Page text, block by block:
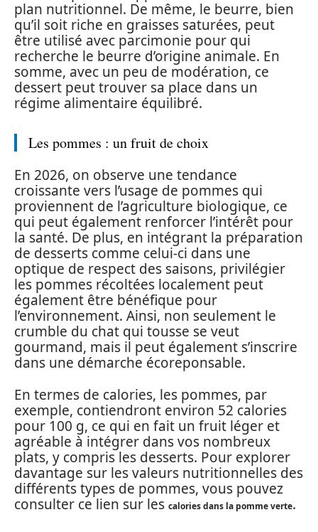
plan nutritionnel. De même, le beurre, bien
qu’il soit riche en graisses saturées, peut
être utilisé avec parcimonie pour qui
recherche le beurre d’origine animale. En
somme, avec un peu de modération, ce
dessert peut trouver sa place dans un
régime alimentaire équilibré.
Les pommes : un fruit de choix
En 2026, on observe une tendance
croissante vers l’usage de pommes qui
proviennent de l’agriculture biologique, ce
qui peut également renforcer l’intérêt pour
la santé. De plus, en intégrant la préparation
de desserts comme celui-ci dans une
optique de respect des saisons, privilégier
les pommes récoltées localement peut
également être bénéfique pour
l’environnement. Ainsi, non seulement le
crumble du chat qui tousse se veut
gourmand, mais il peut également s’inscrire
dans une démarche écoreponsable.
En termes de calories, les pommes, par
exemple, contiendront environ 52 calories
pour 100 g, ce qui en fait un fruit léger et
agréable à intégrer dans vos nombreux
plats, y compris les desserts. Pour explorer
davantage sur les valeurs nutritionnelles des
différents types de pommes, vous pouvez
consulter ce lien sur les calories dans la pomme verte.